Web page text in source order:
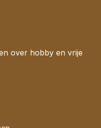
over hobby en vrije